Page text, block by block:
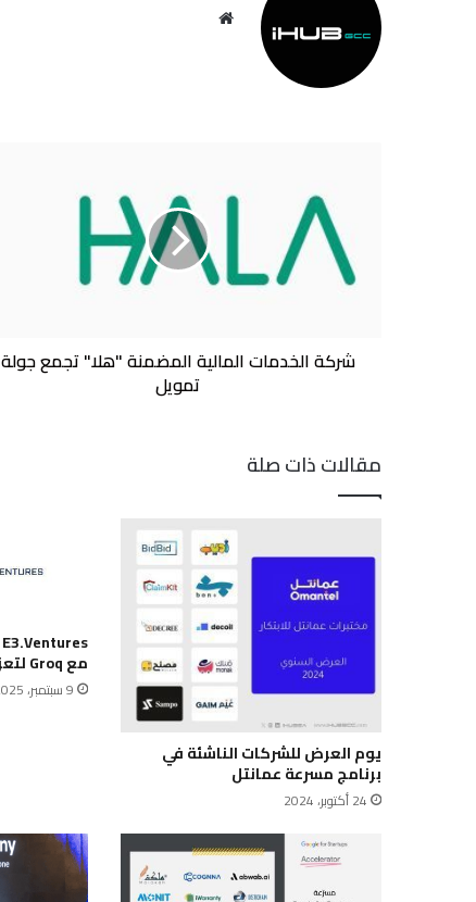
المضمنة
تجمع
جولة
شركة الخدمات المالية المضمنة "هلا" تجمع جولة
تمويل
مقالات ذات صلة
يوم العرض للشركات الناشئة في
برنامج مسرعة عمانتل
24 أكتوبر، 2024
مع Groq لتعزيز الذكاء الاصطناعي
9 سبتمبر، 2025